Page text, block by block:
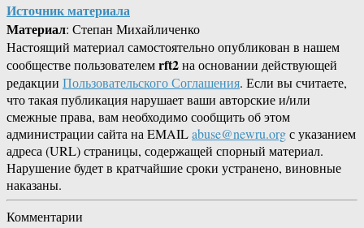
Источник материала
Материал: Степан Михайличенко
Настоящий материал самостоятельно опубликован в нашем
сообществе пользователемrft2на основании действующей
редакции Пользовательского Соглашения. Если вы считаете,
что такая публикация нарушает ваши авторские и/или
смежные права, вам необходимо сообщить об этом
администрации сайта на EMAILabuse@newru.orgс указанием
адреса (URL) страницы, содержащей спорный материал.
Нарушение будет в кратчайшие сроки устранено, виновные
наказаны.
Комментарии